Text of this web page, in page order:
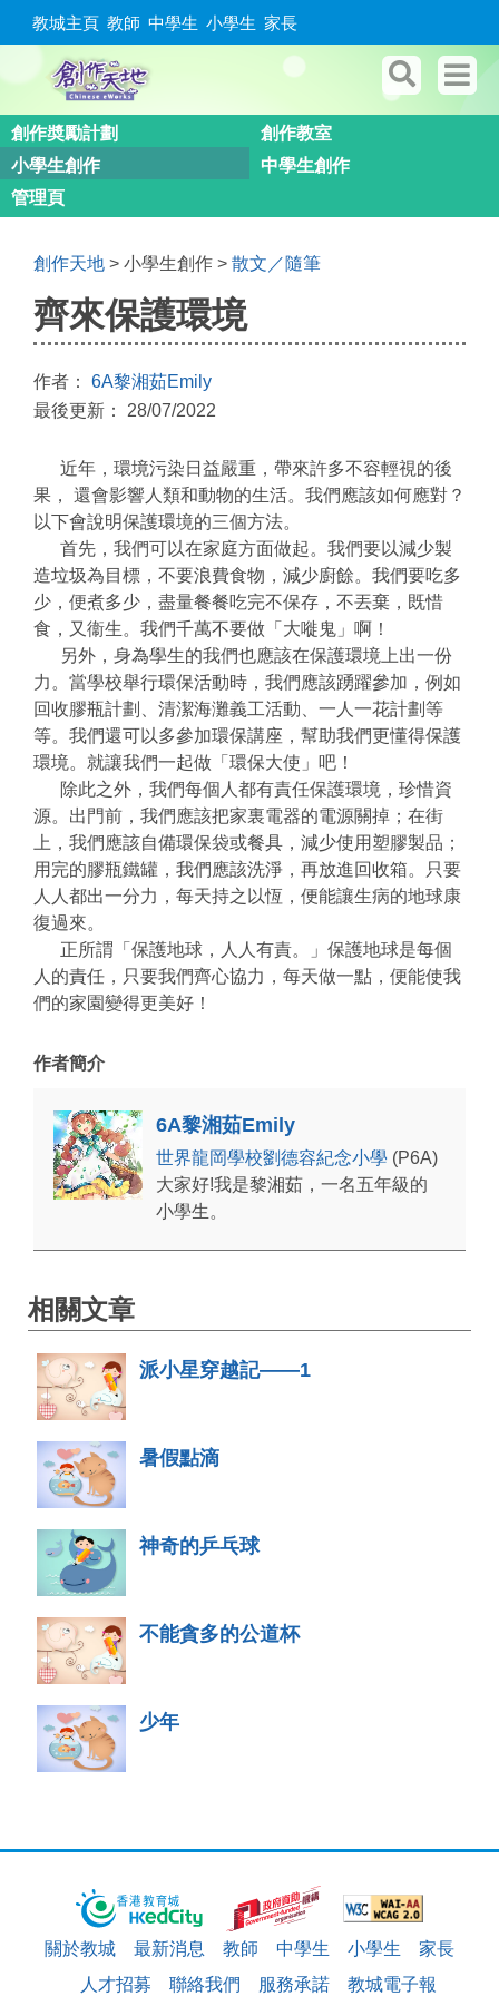
教城主頁 教師 中學生 小學生 家長
創作奬勵計劃
創作教室
小學生創作
中學生創作
管理頁
創作天地 > 小學生創作 > 散文／隨筆
齊來保護環境
作者： 6A黎湘茹Emily
最後更新： 28/07/2022
近年，環境污染日益嚴重，帶來許多不容輕視的後
果， 還會影響人類和動物的生活。我們應該如何應對？
以下會說明保護環境的三個方法。
首先，我們可以在家庭方面做起。我們要以減少製
造垃圾為目標，不要浪費食物，減少廚餘。我們要吃多
少，便煮多少，盡量餐餐吃完不保存，不丟棄，既惜
食，又衞生。我們千萬不要做「大嘥鬼」啊！
另外，身為學生的我們也應該在保護環境上出一份
力。當學校舉行環保活動時，我們應該踴躍參加，例如
回收膠瓶計劃、清潔海灘義工活動、一人一花計劃等
等。我們還可以多參加環保講座，幫助我們更懂得保護
環境。就讓我們一起做「環保大使」吧！
除此之外，我們每個人都有責任保護環境，珍惜資
源。出門前，我們應該把家裏電器的電源關掉；在街
上，我們應該自備環保袋或餐具，減少使用塑膠製品；
用完的膠瓶鐵罐，我們應該洗淨，再放進回收箱。只要
人人都出一分力，每天持之以恆，便能讓生病的地球康
復過來。
正所謂「保護地球，人人有責。」保護地球是每個
人的責任，只要我們齊心協力，每天做一點，便能使我
們的家園變得更美好！
作者簡介
6A黎湘茹Emily
世界龍岡學校劉德容紀念小學 (P6A)
大家好!我是黎湘茹，一名五年級的
小學生。
相關文章
派小星穿越記——1
暑假點滴
神奇的乒乓球
不能貪多的公道杯
少年
關於教城 最新消息 教師 中學生 小學生
家長
人才招募
聯絡我們 服務承諾 教城電子報